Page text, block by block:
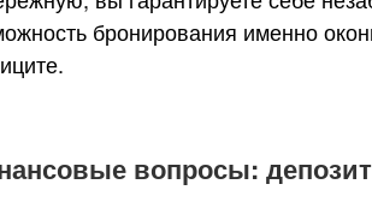
бронирования именно
вопросы: